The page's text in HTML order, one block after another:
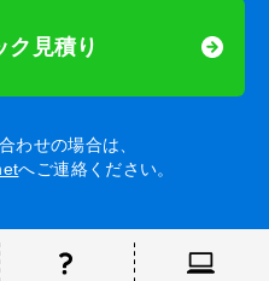
ク見積り
わせの場合は、
へご連絡ください。